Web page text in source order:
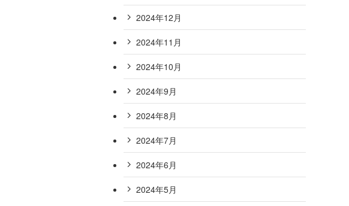
2024年12月
2024年11月
2024年10月
2024年9月
2024年8月
2024年7月
2024年6月
2024年5月